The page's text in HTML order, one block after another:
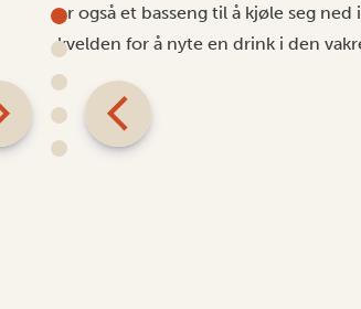
er også et basseng til å kjøle seg
kvelden for å nyte en drink i den